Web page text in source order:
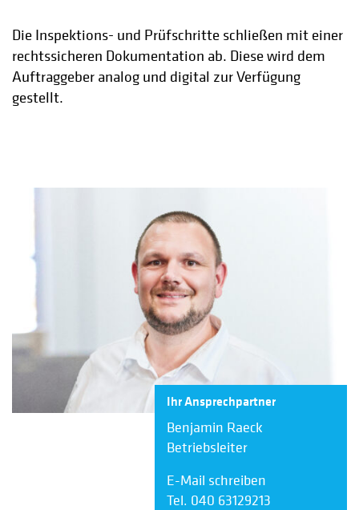
Die Inspektions- und Prüfschritte schließen mit einer
rechtssicheren Dokumentation ab. Diese wird dem
Auftraggeber analog und digital zur Verfügung
gestellt.
Ihr Ansprechpartner
Benjamin Raeck
Betriebsleiter
E-Mail schreiben
Tel. 040 63129213